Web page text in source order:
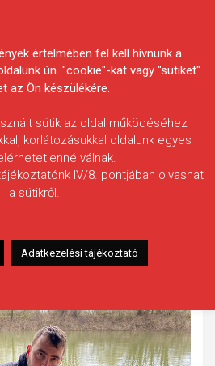
értelmében fel kell hívnunk a
ún. "cookie"-kat vagy "sütiket"
az Ön készülékére.
sütik az oldal működéséhez
korlátozásukkal oldalunk egyes
válnak.
IV/8. pontjában olvashat
a sütikről.
Adatkezelési tájékoztató